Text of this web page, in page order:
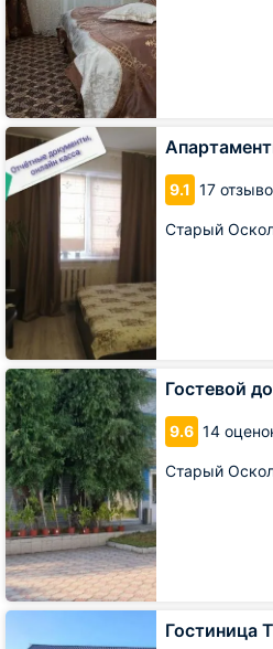
9.1 17
Старый
Апартаменты
Ольминского
5
Гостевой
9.6 14
Старый
Гостевой
дом
На
Котле
Гостиница
Гостиница